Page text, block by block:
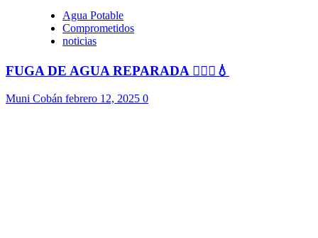
Agua Potable
Comprometidos
noticias
FUGA DE AGUA REPARADA 👷🏻‍♂️💧
Muni Cobán febrero 12, 2025 0